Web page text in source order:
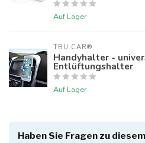
Auf Lager
TBU CAR®
Handyhalter -
Entlüftungshalter
Auf Lager
Haben Sie Fragen zu